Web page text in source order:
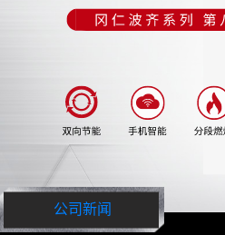
公司新闻